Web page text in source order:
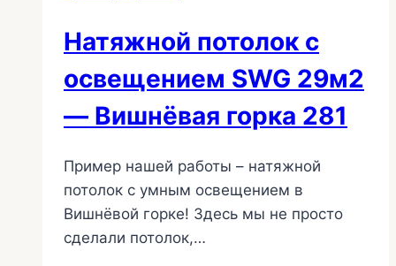
Натяжной потолок с
освещением SWG 29м2
— Вишнёвая горка 281
Пример нашей работы – натяжной
потолок с умным освещением в
Вишнёвой горке! Здесь мы не просто
сделали потолок,…